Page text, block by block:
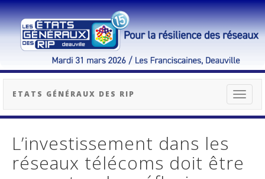
Toggle
ETATS GÉNÉRAUX DES RIP
L’investissement dans les
réseaux télécoms doit être